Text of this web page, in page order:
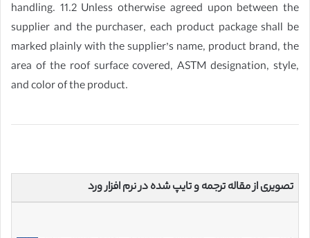
handling. 11.2 Unless otherwise agreed upon between the
supplier and the purchaser, each product package shall be
marked plainly with the supplier’s name, product brand, the
area of the roof surface covered, ASTM designation, style,
and color of the product.
تصویری از مقاله ترجمه و تایپ شده در نرم افزار ورد